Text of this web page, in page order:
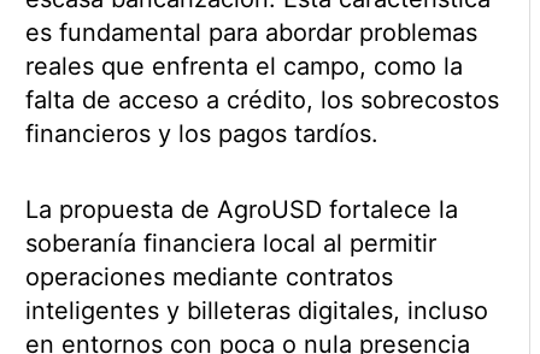
es fundamental para abordar problemas
reales que enfrenta el campo, como la
falta de acceso a crédito, los sobrecostos
financieros y los pagos tardíos.
La propuesta de AgroUSD fortalece la
soberanía financiera local al permitir
operaciones mediante contratos
inteligentes y billeteras digitales, incluso
en entornos con poca o nula presencia